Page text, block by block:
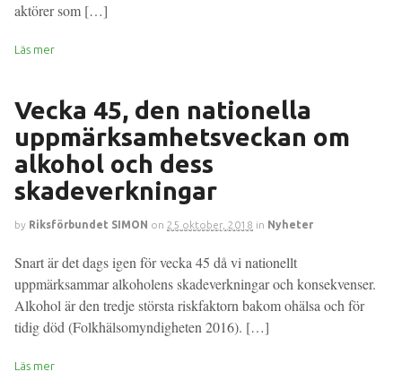
aktörer som […]
Läs mer
Vecka 45, den nationella
uppmärksamhetsveckan om
alkohol och dess
skadeverkningar
by Riksförbundet SIMON on 25 oktober, 2018 in Nyheter
Snart är det dags igen för vecka 45 då vi nationellt
uppmärksammar alkoholens skadeverkningar och konsekvenser.
Alkohol är den tredje största riskfaktorn bakom ohälsa och för
tidig död (Folkhälsomyndigheten 2016). […]
Läs mer